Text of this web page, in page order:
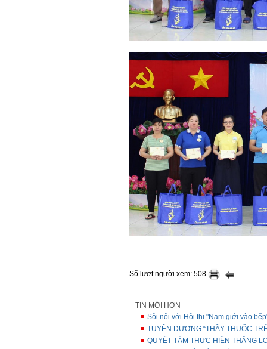
Số lượt người xem: 508
TIN MỚI HƠN
Sôi nổi với Hội thi "Nam giới vào
TUYÊN DƯƠNG “THẦY THUỐC
QUYẾT TÂM THỰC HIỆN THẮNG